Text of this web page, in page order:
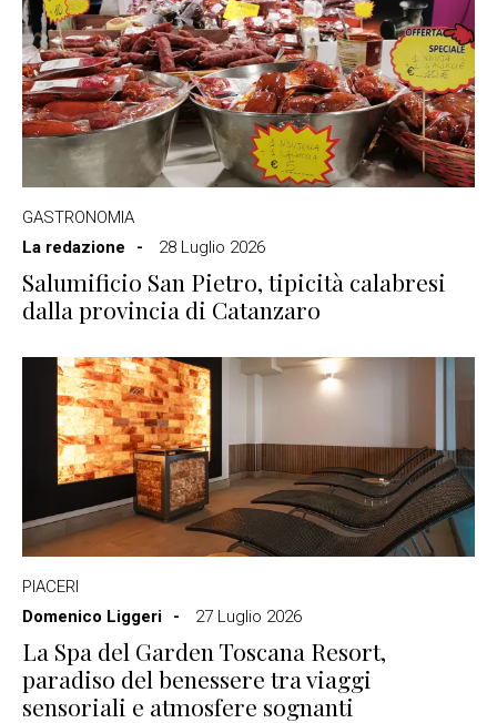
GASTRONOMIA
La redazione
28 Luglio 2026
Salumificio San Pietro, tipicità calabresi
dalla provincia di Catanzaro
PIACERI
Domenico Liggeri
27 Luglio 2026
La Spa del Garden Toscana Resort,
paradiso del benessere tra viaggi
sensoriali e atmosfere sognanti